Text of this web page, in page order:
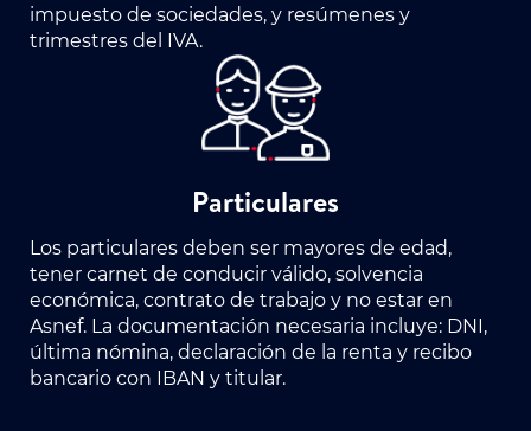
impuesto de sociedades, y resúmenes y
trimestres del IVA.
Particulares
Los particulares deben ser mayores de edad,
tener carnet de conducir válido, solvencia
económica, contrato de trabajo y no estar en
Asnef. La documentación necesaria incluye: DNI,
última nómina, declaración de la renta y recibo
bancario con IBAN y titular.